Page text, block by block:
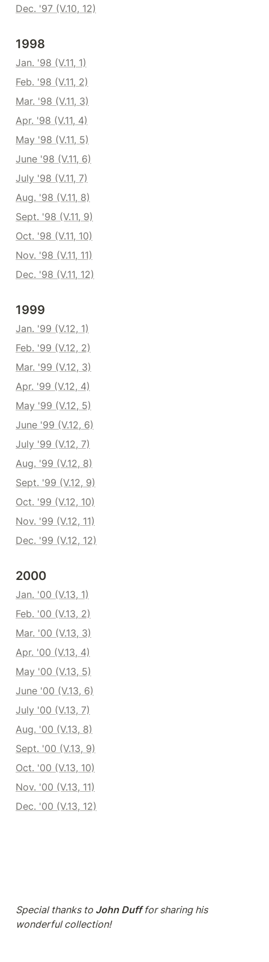
Dec. '97 (V.10, 12)
1998
Jan. '98 (V.11, 1)
Feb. '98 (V.11, 2)
Mar. '98 (V.11, 3)
Apr. '98 (V.11, 4)
May '98 (V.11, 5)
June '98 (V.11, 6)
July '98 (V.11, 7)
Aug. '98 (V.11, 8)
Sept. '98 (V.11, 9)
Oct. '98 (V.11, 10)
Nov. '98 (V.11, 11)
Dec. '98 (V.11, 12)
1999
Jan. '99 (V.12, 1)
Feb. '99 (V.12, 2)
Mar. '99 (V.12, 3)
Apr. '99 (V.12, 4)
May '99 (V.12, 5)
June '99 (V.12, 6)
July '99 (V.12, 7)
Aug. '99 (V.12, 8)
Sept. '99 (V.12, 9)
Oct. '99 (V.12, 10)
Nov. '99 (V.12, 11)
Dec. '99 (V.12, 12)
2000
Jan. '00 (V.13, 1)
Feb. '00 (V.13, 2)
Mar. '00 (V.13, 3)
Apr. '00 (V.13, 4)
May '00 (V.13, 5)
June '00 (V.13, 6)
July '00 (V.13, 7)
Aug. '00 (V.13, 8)
Sept. '00 (V.13, 9)
Oct. '00 (V.13, 10)
Nov. '00 (V.13, 11)
Dec. '00 (V.13, 12)
Special thanks to John Duff for sharing his
wonderful collection!